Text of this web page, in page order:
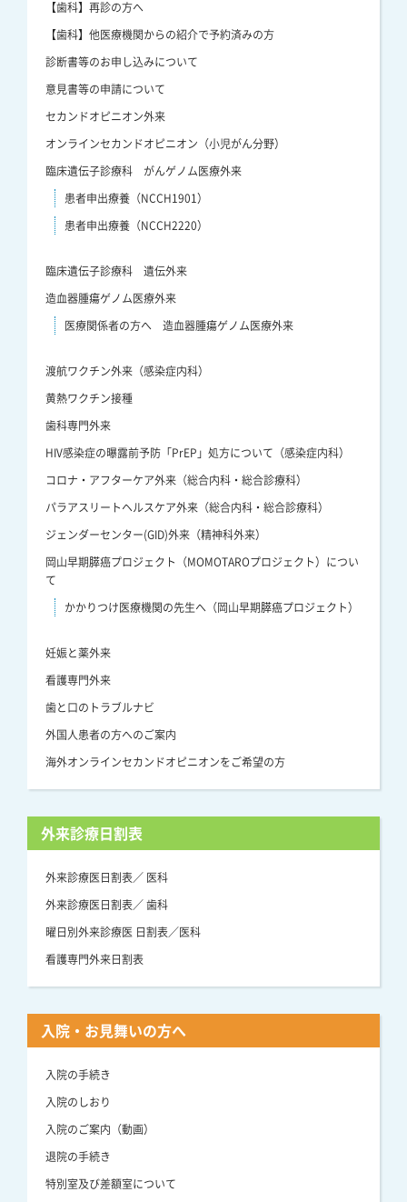
【歯科】再診の方へ
【歯科】他医療機関からの紹介で予約済みの方
診断書等のお申し込みについて
意見書等の申請について
セカンドオピニオン外来
オンラインセカンドオピニオン（小児がん分野）
臨床遺伝子診療科 がんゲノム医療外来
患者申出療養（NCCH1901）
患者申出療養（NCCH2220）
臨床遺伝子診療科 遺伝外来
造血器腫瘍ゲノム医療外来
医療関係者の方へ 造血器腫瘍ゲノム医療外来
渡航ワクチン外来（感染症内科）
黄熱ワクチン接種
歯科専門外来
HIV感染症の曝露前予防「PrEP」処方について（感染症内科）
コロナ・アフターケア外来（総合内科・総合診療科）
パラアスリートヘルスケア外来（総合内科・総合診療科）
ジェンダーセンター(GID)外来（精神科外来）
岡山早期膵癌プロジェクト（MOMOTAROプロジェクト）につい
て
かかりつけ医療機関の先生へ（岡山早期膵癌プロジェクト）
妊娠と薬外来
看護専門外来
歯と口のトラブルナビ
外国人患者の方へのご案内
海外オンラインセカンドオピニオンをご希望の方
外来診療日割表
外来診療医日割表／ 医科
外来診療医日割表／ 歯科
曜日別外来診療医 日割表／医科
看護専門外来日割表
入院・お見舞いの方へ
入院の手続き
入院のしおり
入院のご案内（動画）
退院の手続き
特別室及び差額室について